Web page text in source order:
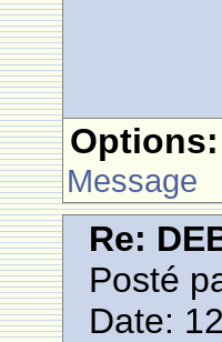
Options:
Message
Re:
Posté
Date: